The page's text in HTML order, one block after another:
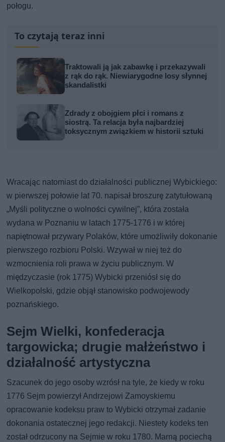
połogu.
To czytają teraz inni
Traktowali ją jak zabawkę i przekazywali
z rąk do rąk. Niewiarygodne losy słynnej
skandalistki
Zdrady z obojgiem płci i romans z
siostrą. Ta relacja była najbardziej
toksycznym związkiem w historii sztuki
Wracając natomiast do działalności publicznej Wybickiego:
w pierwszej połowie lat 70. napisał broszurę zatytułowaną
„Myśli polityczne o wolności cywilnej”, która została
wydana w Poznaniu w latach 1775-1776 i w której
napiętnował przywary Polaków, które umożliwiły dokonanie
pierwszego rozbioru Polski. Wzywał w niej też do
wzmocnienia roli prawa w życiu publicznym. W
międzyczasie (rok 1775) Wybicki przeniósł się do
Wielkopolski, gdzie objął stanowisko podwojewody
poznańskiego.
Sejm Wielki, konfederacja
targowicka; drugie małżeństwo i
działalność artystyczna
Szacunek do jego osoby wzrósł na tyle, że kiedy w roku
1776 Sejm powierzył Andrzejowi Zamoyskiemu
opracowanie kodeksu praw to Wybicki otrzymał zadanie
dokonania ostatecznej jego redakcji. Niestety kodeks ten
został odrzucony na Sejmie w roku 1780. Marną pociechą